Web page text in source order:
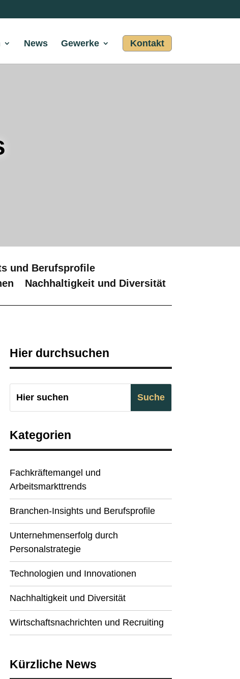
News Gewerke Kontakt
und Berufsprofile
Nachhaltigkeit und Diversität
Hier durchsuchen
Kategorien
Fachkräftemangel und
Arbeitsmarkttrends
Branchen-Insights und Berufsprofile
Unternehmenserfolg durch
Personalstrategie
Technologien und Innovationen
Nachhaltigkeit und Diversität
Wirtschaftsnachrichten und Recruiting
Kürzliche News